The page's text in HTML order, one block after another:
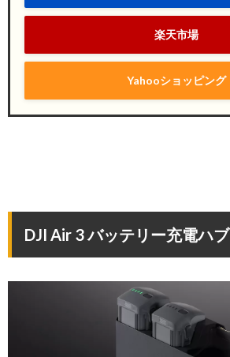
楽天市場
Yahooショッピング
DJI Air 3 バッテリー充電ハブ